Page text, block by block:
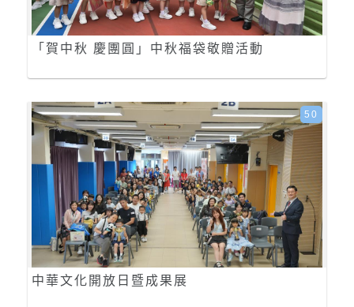
「賀中秋 慶團圓」中秋福袋敬贈活動
中華文化開放日暨成果展
50